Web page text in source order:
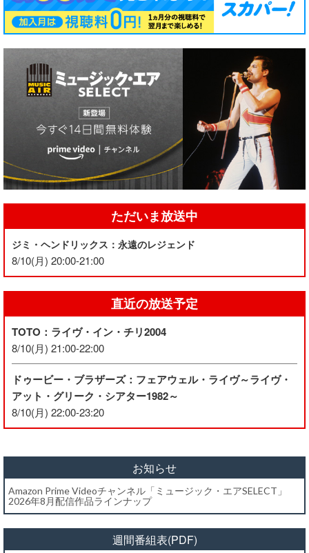
ただいま放送中
ジミ・ヘンドリックス：永遠のレジェンド
8/10(月) 20:00-21:00
直近の放送予定
TOTO：ライヴ・イン・チリ2004
8/10(月) 21:00-22:00
ドゥービー・ブラザーズ：フェアウェル・ライヴ～ライヴ・
アット・グリーク・シアター1982～
8/10(月) 22:00-23:20
お知らせ
Amazon Prime Videoチャンネル「ミュージック・エアSELECT」
2026年8月配信作品ラインナップ
週間番組表(PDF)